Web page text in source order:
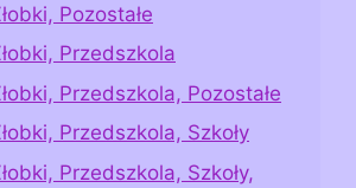
Pozostałe
Przedszkola
Przedszkola, Pozostałe
Przedszkola, Szkoły
Przedszkola, Szkoły,